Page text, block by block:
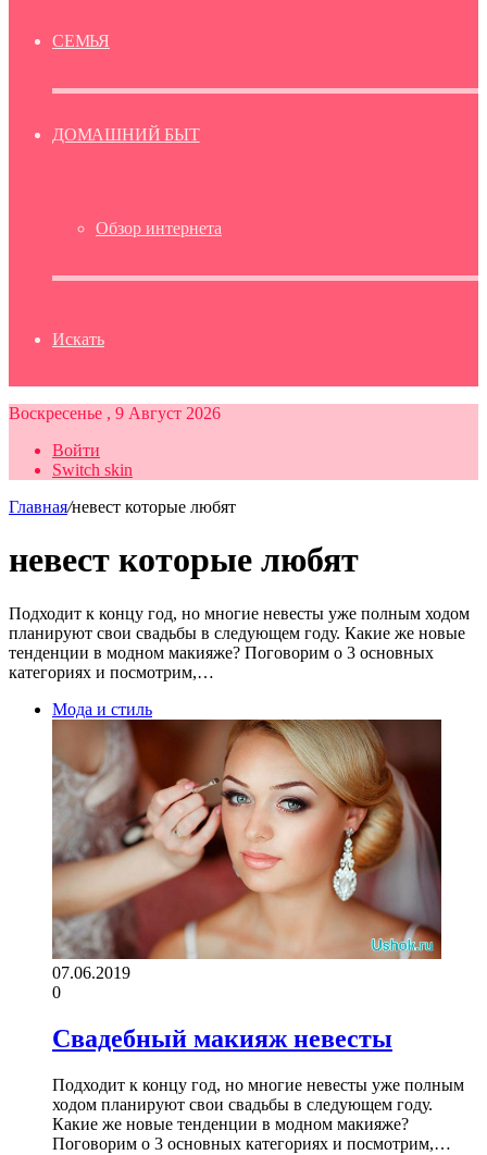
СЕМЬЯ
ДОМАШНИЙ БЫТ
Обзор интернета
Искать
Воскресенье , 9 Август 2026
Войти
Switch skin
Главная/невест которые любят
невест которые любят
Подходит к концу год, но многие невесты уже полным ходом
планируют свои свадьбы в следующем году. Какие же новые
тенденции в модном макияже? Поговорим о 3 основных
категориях и посмотрим,…
Мода и стиль
07.06.2019
0
Свадебный макияж невесты
Подходит к концу год, но многие невесты уже полным
ходом планируют свои свадьбы в следующем году.
Какие же новые тенденции в модном макияже?
Поговорим о 3 основных категориях и посмотрим,…